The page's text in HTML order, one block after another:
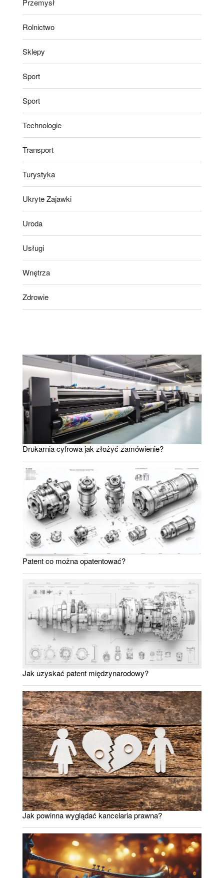
Rolnictwo
Sklepy
Sport
Sport
Technologie
Transport
Turystyka
Ukryte Zajawki
Uroda
Usługi
Wnętrza
Zdrowie
Drukarnia cyfrowa jak złożyć zamówienie?
Patent co można opatentować?
Jak uzyskać patent międzynarodowy?
Jak powinna wyglądać kancelaria prawna?